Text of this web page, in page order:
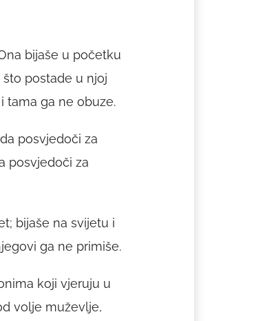
bijaše u početku
postade u njoj
tama ga ne obuze.
posvjedoči za
posvjedoči za
bijaše na svijetu i
ga ne primiše.
koji vjeruju u
volje muževlje,